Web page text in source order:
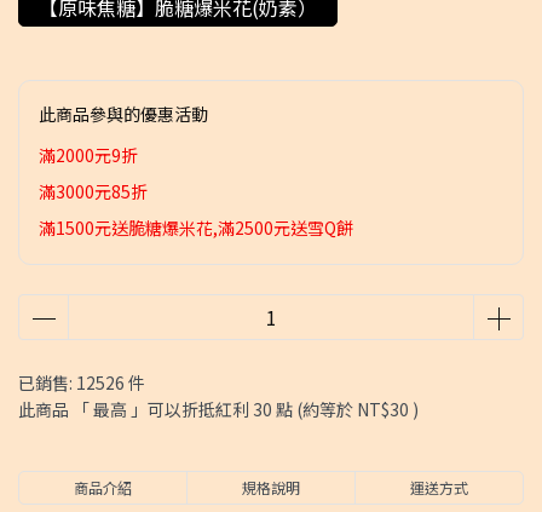
【原味焦糖】脆糖爆米花(奶素）
此商品參與的優惠活動
滿2000元9折
滿3000元85折
滿1500元送脆糖爆米花,滿2500元送雪Q餅
已銷售: 12526 件
此商品 「 最高 」可以折抵紅利 30 點 (約等於 NT$30 )
商品介紹 規格說明 運送方式